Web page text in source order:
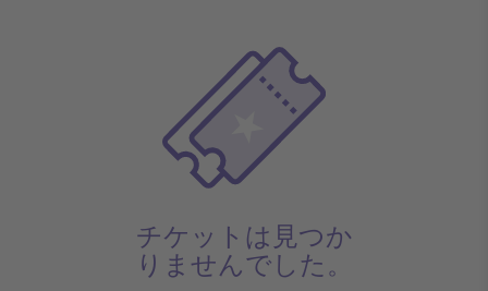
チケットは見つか
りませんでした。